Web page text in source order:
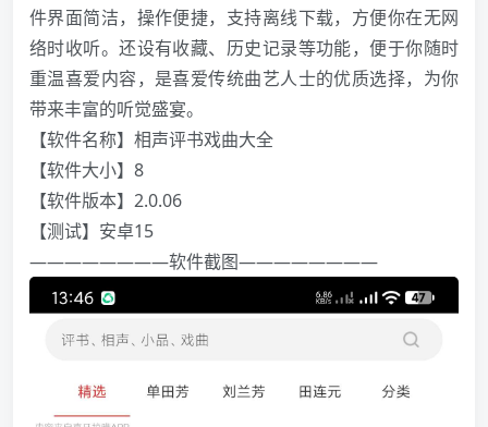
件界面简洁，操作便捷，支持离线下载，方便你在无网
络时收听。还设有收藏、历史记录等功能，便于你随时
重温喜爱内容，是喜爱传统曲艺人士的优质选择，为你
带来丰富的听觉盛宴。
【软件名称】相声评书戏曲大全
️【软件大小】8
【软件版本】2.0.06
【测试】安卓15
————————软件截图————————